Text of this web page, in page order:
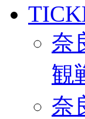
奈
観
奈